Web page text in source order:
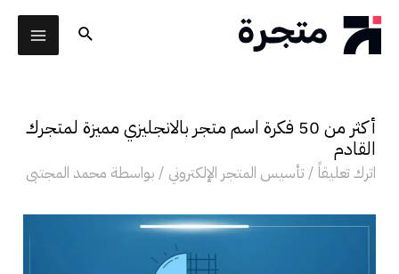
تخطي
البحث
أكثر من 50 فكرة اسم متجر بالانجليزي مميزة لمتجرك
القادم
اترك تعليقاً /تأسيس المتجر الإلكتروني / بواسطة محمد المجتبى